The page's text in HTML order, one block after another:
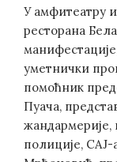
У амфитеатру
ресторана
уметнички
помоћник
Пуача,
жандармерије,
полиције,